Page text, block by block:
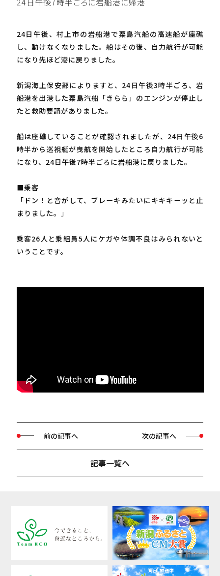
24日午後、村上市の岩船港で粟島汽船の高速船が座礁
し、動けなくなりました。船はその後、自力航行が可能
になり先ほど港に戻りました。
新潟海上保安部によりますと、24日午後3時半ごろ、岩
船港を出港した粟島汽船「きらら」のエンジンが停止し
たと救助要請がありました。
船は座礁していることが確認されましたが、24日午後6
時半から巡視艇が曳航を開始したところ自力航行が可能
になり、24日午後7時半ごろに岩船港に戻りました。
■乗客
「ドン！と音がして、ブレーキみたいにキキキーッと止
まりました。」
乗客26人と乗組員5人にケガや体調不良はみられないと
いうことです。
前の記事へ
記事一覧へ
次の記事へ